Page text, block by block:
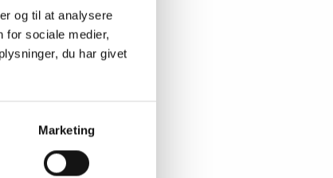
og til at analysere
for sociale medier,
du har givet
Marketing